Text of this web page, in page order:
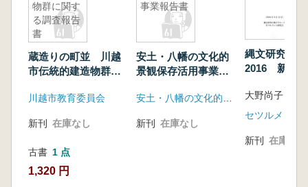
物群に関す
る調査報告
書
蔵造りの町並 川越
市伝統的建造物群に
川越市教育委員会
新刊 在庫なし
古書 1 点
1,320 円
事業報告書
安土・八幡の文化的
景観保存活用事業報
新刊 在庫なし
縄文研究の
2016 新地
セツルメント
新刊 在庫なし